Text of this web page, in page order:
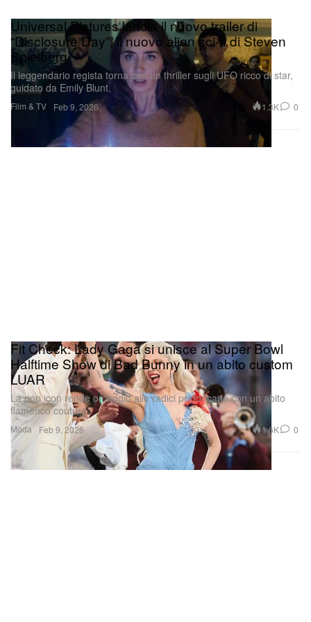
Film & TV
Universal Pictures lancia il nuovo trailer di
“Disclosure Day”, il nuovo alien sci‑fi di Steven
Spielberg
Il leggendario regista torna con un thriller sugli UFO ricco di star,
guidato da Emily Blunt.
Feb 9, 2026 1.3K 0
Moda
Fit Check: Lady Gaga si unisce al Super Bowl
Halftime Show di Bad Bunny in un abito custom
LUAR
La pop icon rende omaggio alle radici portoricane con un abito
flamenco couture.
Feb 9, 2026 1.6K 0